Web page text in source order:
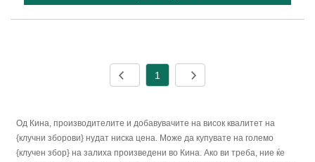
1
Од Кина, производителите и добавувачите на висок квалитет на
{клучни зборови} нудат ниска цена. Може да купувате на големо
{клучен збор} на залиха произведени во Кина. Ако ви треба, ние ќе